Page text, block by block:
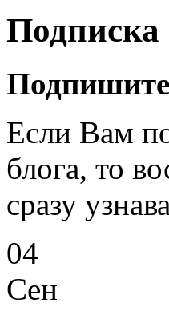
Подписка
Если Вам
блога, то
сразу
04
Сен